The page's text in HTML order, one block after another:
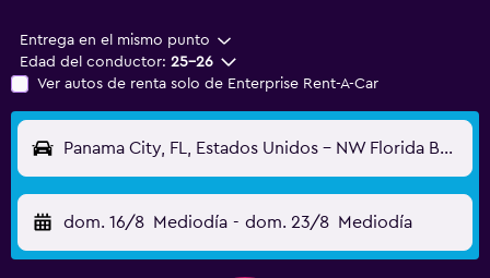
Entrega en el mismo punto
Edad del conductor: 25-26
Ver autos de renta solo de Enterprise Rent-A-Car
Panama City, FL, Estados Unidos - NW Florida Beaches (ECP)
dom. 16/8 Mediodía - dom. 23/8 Mediodía